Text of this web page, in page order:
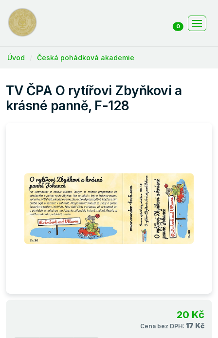
0
Úvod Česká pohádková akademie
TV ČPA O rytířovi Zbyňkovi a
krásné panně, F-128
20 Kč
Cena bez DPH: 17 Kč